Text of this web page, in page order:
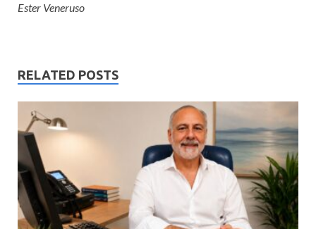
Ester Veneruso
RELATED POSTS